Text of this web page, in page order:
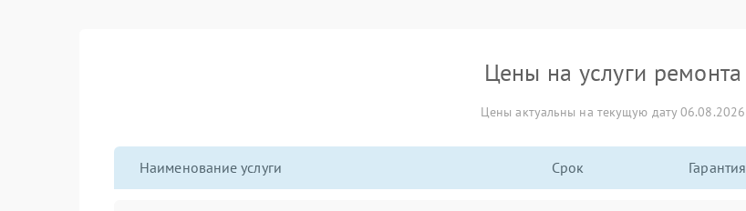
Цены на услуги ремонта
Цены актуальны на текущую дату 06.08.2026
Наименование услуги Срок Гарантия